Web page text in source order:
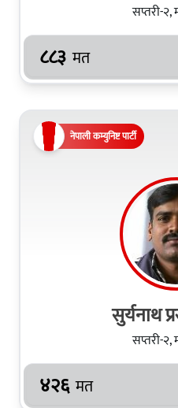
सप्तरी-
८८३ मत
नेपाली कम्युनिष्ट पार्टी
सुर्यनाथ
सप्तरी-
४२६ मत